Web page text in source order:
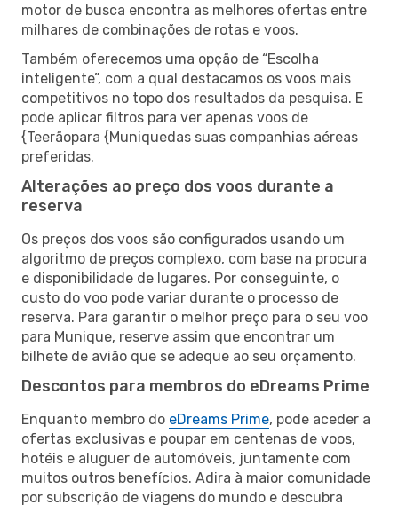
motor de busca encontra as melhores ofertas entre
milhares de combinações de rotas e voos.
Também oferecemos uma opção de “Escolha
inteligente”, com a qual destacamos os voos mais
competitivos no topo dos resultados da pesquisa. E
pode aplicar filtros para ver apenas voos de
{Teerãopara {Muniquedas suas companhias aéreas
preferidas.
Alterações ao preço dos voos durante a
reserva
Os preços dos voos são configurados usando um
algoritmo de preços complexo, com base na procura
e disponibilidade de lugares. Por conseguinte, o
custo do voo pode variar durante o processo de
reserva. Para garantir o melhor preço para o seu voo
para Munique, reserve assim que encontrar um
bilhete de avião que se adeque ao seu orçamento.
Descontos para membros do eDreams Prime
Enquanto membro do eDreams Prime, pode aceder a
ofertas exclusivas e poupar em centenas de voos,
hotéis e aluguer de automóveis, juntamente com
muitos outros benefícios. Adira à maior comunidade
por subscrição de viagens do mundo e descubra